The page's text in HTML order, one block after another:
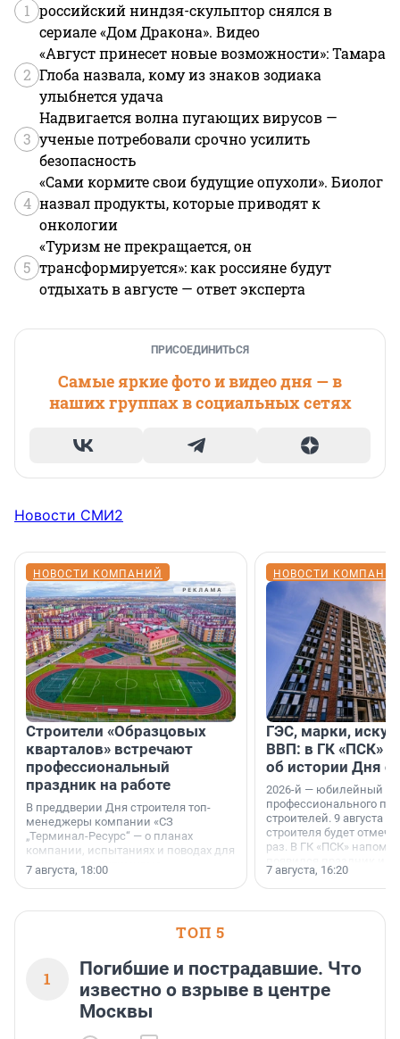
1 российский ниндзя-скульптор снялся в
сериале «Дом Дракона». Видео
2
«Август принесет новые возможности»: Тамара
Глоба назвала, кому из знаков зодиака
улыбнется удача
3
Надвигается волна пугающих вирусов —
ученые потребовали срочно усилить
безопасность
4
«Сами кормите свои будущие опухоли». Биолог
назвал продукты, которые приводят к
онкологии
5
«Туризм не прекращается, он
трансформируется»: как россияне будут
отдыхать в августе — ответ эксперта
ПРИСОЕДИНИТЬСЯ
Самые яркие фото и видео дня — в
наших группах в социальных сетях
Новости СМИ2
НОВОСТИ КОМПАНИЙ
Строители «Образцовых
кварталов» встречают
профессиональный
праздник на работе
В преддверии Дня строителя топ-
менеджеры компании «СЗ
„Терминал-Ресурс“ — о планах
компании, испытаниях и поводах для
осторожного оптимизма.
7 августа, 18:00
НОВОСТИ
ГЭС, марки,
ВВП: в ГК «ПСК»
об истории Дня
2026-й — юбилейный
профессионального
строителей. 9 августа
строителя будет
раз. В ГК «ПСК»
поменялась роль
7 августа, 16:20
ТОП 5
1
Погибшие и пострадавшие. Что
известно о взрыве в центре
Москвы